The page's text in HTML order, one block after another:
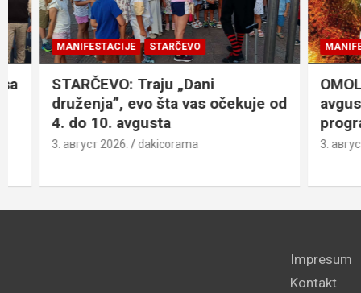
MANIFESTACIJE STARČEVO
STARČEVO: Traju „Dani
druženja”, evo šta vas očekuje od
4. do 10. avgusta
3. август 2026. dakicorama
avgusta,
program
3. август
Impresum
Kontakt